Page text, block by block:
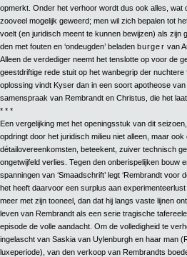
opmerkt. Onder het verhoor wordt dus ook alles, wat
zooveel mogelijk geweerd; men wil zich bepalen tot
voelt (en juridisch meent te kunnen bewijzen) als zijn
den met fouten en ‘ondeugden’ beladen burger van
Alleen de verdediger neemt het tenslotte op voor de
geestdriftige rede stuit op het wanbegrip der nuchtere
oplossing vindt Kyser dan in een soort apotheose
samenspraak van Rembrandt en Christus, die het
* * *
Een vergelijking met het openingsstuk van dit seizoen,
opdringt door het juridisch milieu niet alleen, maar
détailovereenkomsten, beteekent, zuiver technisch
ongetwijfeld verlies. Tegen den onberispelijken bouw
spanningen van ‘Smaadschrift’ legt ‘Rembrandt voor
het heeft daarvoor een surplus aan
meer met zijn tooneel, dan dat hij langs vaste lijnen
leven van Rembrandt als een serie tragische
episode de volle aandacht. Om de volledigheid te
ingelascht van Saskia van Uylenburgh en haar man
luxeperiode), van den verkoop van Rembrandts